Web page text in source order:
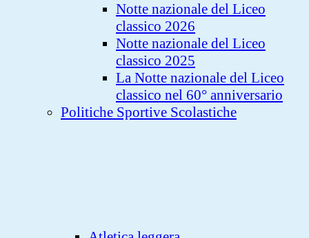
Notte nazionale del Liceo
classico 2026
Notte nazionale del Liceo
classico 2025
La Notte nazionale del Liceo
classico nel 60° anniversario
Politiche Sportive Scolastiche